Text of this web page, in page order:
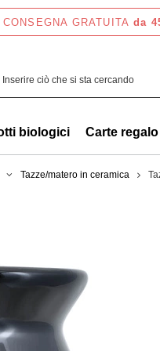
CONSEGNA GRATUITA da
biologici Carte regalo
Tazze/matero in ceramica